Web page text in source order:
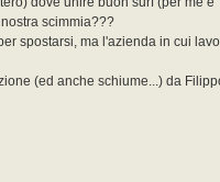
scimmia???
spostarsi, ma l'azienda in cui
(ed anche schiume...) da